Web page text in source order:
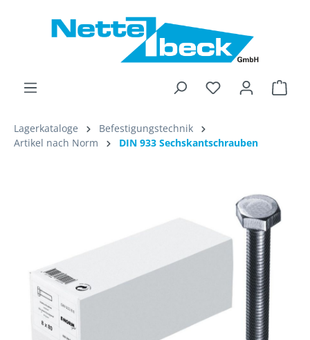
Lagerkataloge
Befestigungstechnik
Artikel nach Norm
DIN 933 Sechskantschrauben